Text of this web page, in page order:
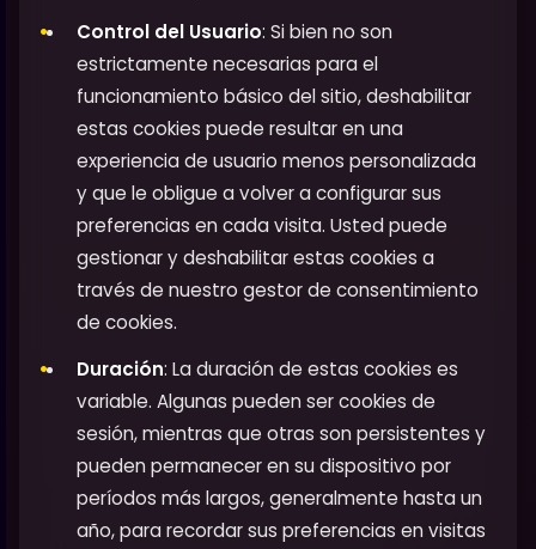
Control del Usuario: Si bien no son
estrictamente necesarias para el
funcionamiento básico del sitio, deshabilitar
estas cookies puede resultar en una
experiencia de usuario menos personalizada
y que le obligue a volver a configurar sus
preferencias en cada visita. Usted puede
gestionar y deshabilitar estas cookies a
través de nuestro gestor de consentimiento
de cookies.
Duración: La duración de estas cookies es
variable. Algunas pueden ser cookies de
sesión, mientras que otras son persistentes y
pueden permanecer en su dispositivo por
períodos más largos, generalmente hasta un
año, para recordar sus preferencias en visitas